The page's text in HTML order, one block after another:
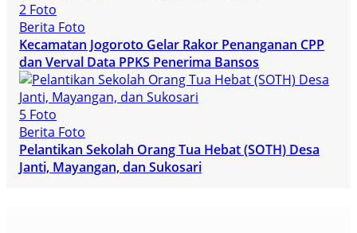
2 Foto
Berita Foto
Kecamatan Jogoroto Gelar Rakor Penanganan CPP
dan Verval Data PPKS Penerima Bansos
5 Foto
Berita Foto
Pelantikan Sekolah Orang Tua Hebat (SOTH) Desa
Janti, Mayangan, dan Sukosari